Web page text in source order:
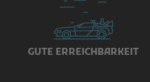
GUTE ERREICH­BARKEIT